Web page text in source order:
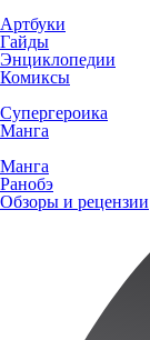
Артбуки
Гайды
Энциклопедии
Комиксы
Супергероика
Манга
Манга
Ранобэ
Обзоры и рецензии